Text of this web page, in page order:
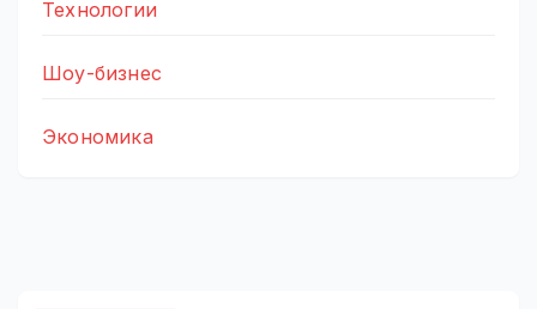
Технологии
Шоу-бизнес
Экономика